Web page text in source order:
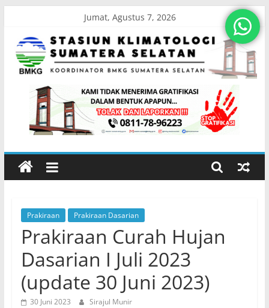
content
Jumat, Agustus 7, 2026
Stasiun
Klimatologi
Sumatera
Koordinator
BMKG
Sumatera
Selatan
Prakiraan Prakiraan Dasarian
Prakiraan Curah Hujan
Dasarian I Juli 2023
(update 30 Juni 2023)
30 Juni 2023 Sirajul Munir